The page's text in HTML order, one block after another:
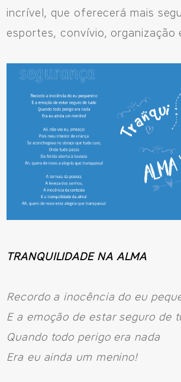
incrível, que oferecerá mais
esportes, convívio, organização
TRANQUILIDADE NA ALMA
Recordo a inocência do eu
E a emoção de estar seguro de
Quando todo perigo era nada
Era eu ainda um menino!